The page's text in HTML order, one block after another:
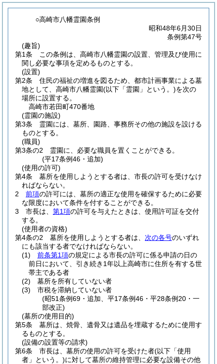
○高崎市八幡霊園条例
昭和48年6月30日
条例第47号
(趣旨)
第1条
この条例は、高崎市八幡霊園の設置、管理及び使用に
関し必要な事項を定めるものとする。
(設置)
第2条
住民の福祉の増進を図るため、都市計画事業による墓
地として、高崎市八幡霊園(以下「霊園」という。)を次の
場所に設置する。
高崎市若田町470番地
(霊園の施設)
第3条
霊園には、墓所、園路、事務所その他の施設を設ける
ものとする。
(職員)
第3条の2
霊園に、必要な職員を置くことができる。
(平17条例46・追加)
(使用の許可)
第4条
墓所を使用しようとする者は、市長の許可を受けなけ
ればならない。
2
前項の許可には、墓所の適正な使用を確保するために必要
な限度において条件を付することができる。
3
市長は、 第1項の許可を与えたときは、使用許可証を交付
する。
(使用者の資格)
第4条の2
墓所を使用しようとする者は、 次の各号のいずれ
にも該当する者でなければならない。
(1)
前条第1項の規定による市長の許可に係る申請の日の
前日において、引き続き1年以上高崎市に住所を有する世
帯主である者
(2)
墓所を所有していない者
(3)
市税を滞納していない者
(昭51条例69・追加、平17条例46・平28条例20・一
部改正)
(墓所の使用目的)
第5条
墓所は、焼骨、遺骨又は遺品を埋蔵するために使用す
るものとする。
(設備の設置等の請求)
第6条
市長は、墓所の使用の許可を受けた者(以下「使用
者」という。)に対して墓所の維持管理に必要な設備その他